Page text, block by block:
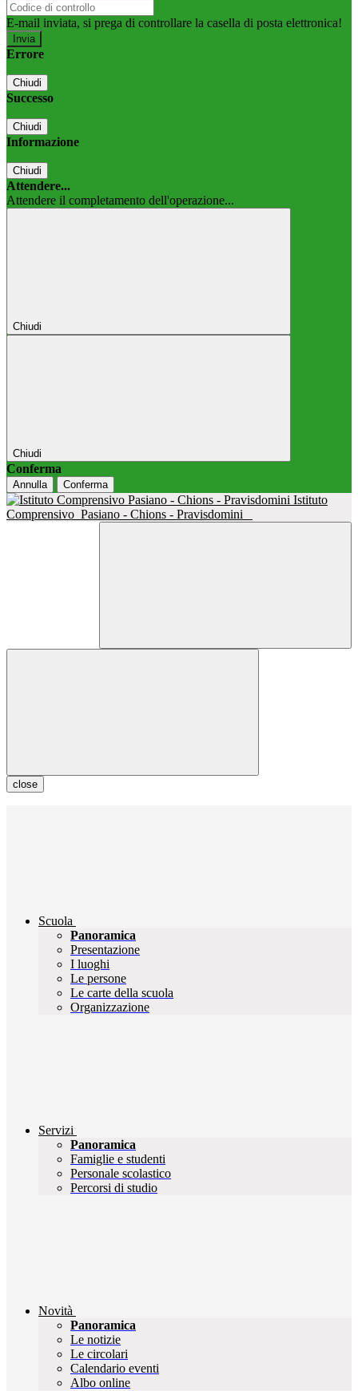
E-mail inviata, si prega di controllare la casella di posta elettronica!
Errore
Chiudi
Successo
Chiudi
Informazione
Chiudi
Attendere...
Attendere il completamento dell'operazione...
Chiudi
Chiudi
Conferma
Annulla Conferma
Istituto
Comprensivo Pasiano - Chions - Pravisdomini
close
Scuola
Panoramica
Presentazione
I luoghi
Le persone
Le carte della scuola
Organizzazione
Servizi
Panoramica
Famiglie e studenti
Personale scolastico
Percorsi di studio
Novità
Panoramica
Le notizie
Le circolari
Calendario eventi
Albo online